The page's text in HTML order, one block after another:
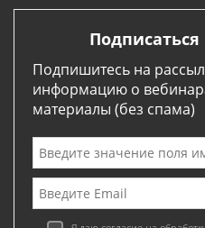
Подпишитесь на
информацию о
материалы (без спама)